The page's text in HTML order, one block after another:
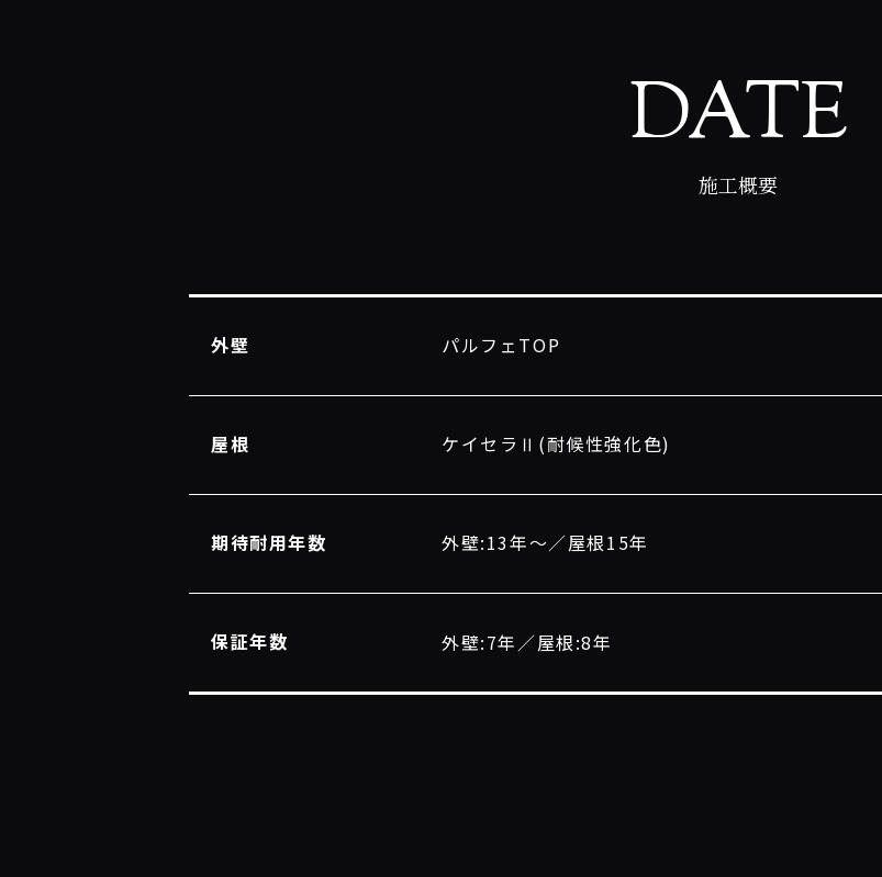
DATE
施工概要
外壁 パルフェTOP
屋根 ケイセラⅡ(耐候性強化色)
期待耐用年数 外壁:13年〜／屋根15年
保証年数 外壁:7年／屋根:8年